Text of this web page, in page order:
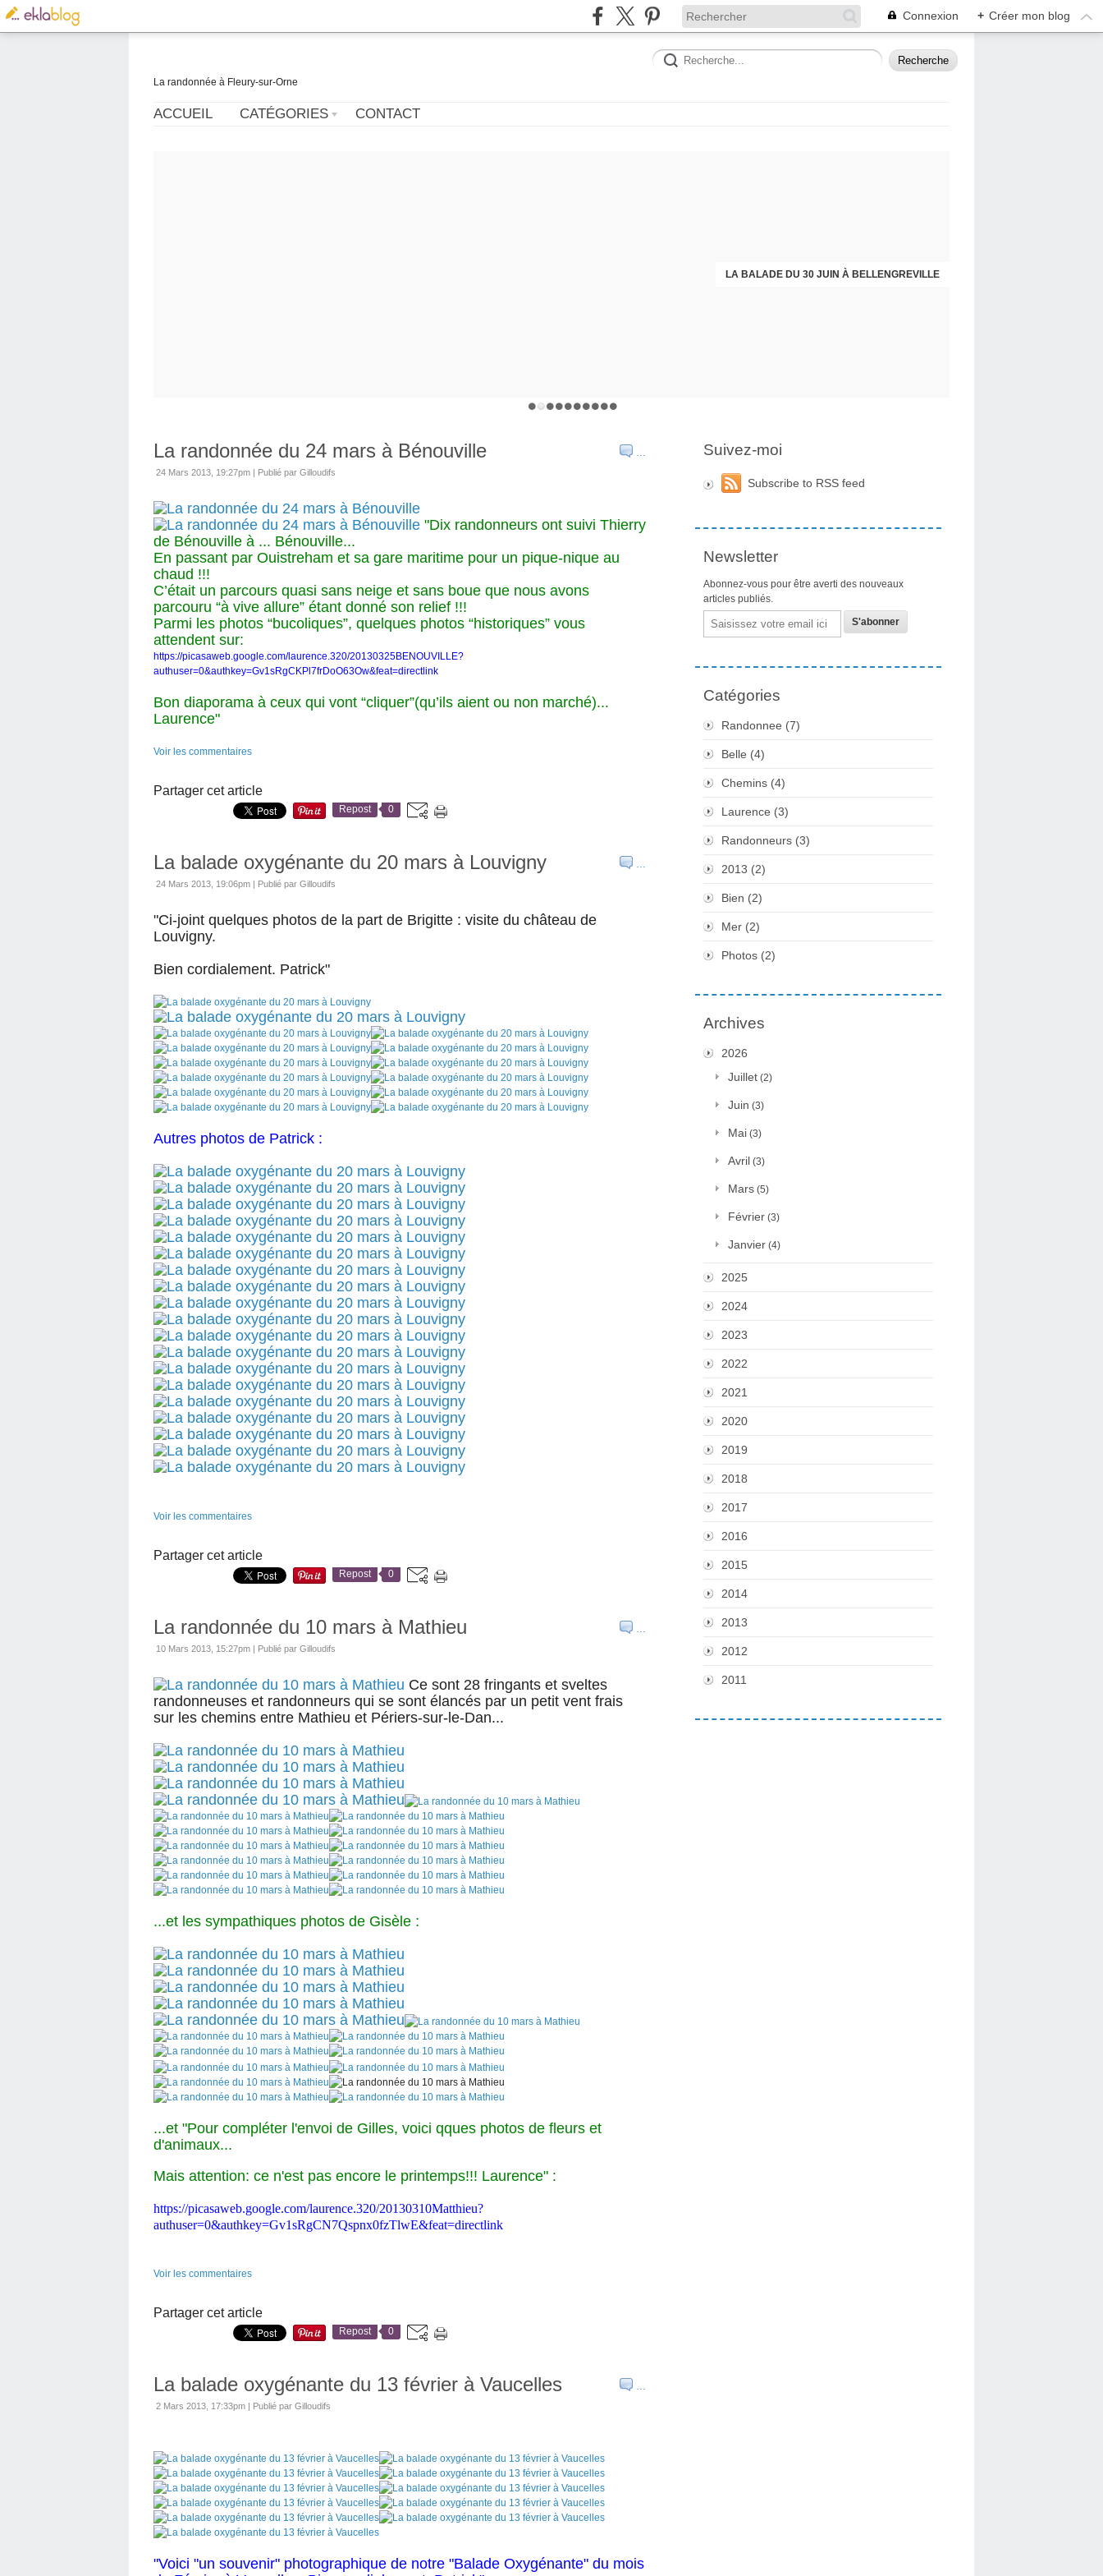
Connexion + Créer mon blog
La randonnée à Fleury-sur-Orne
ACCUEIL CATÉGORIES CONTACT
LA BALADE DU 30 JUIN À BELLENGREVILLE
…
La randonnée du 24 mars à Bénouville
24 Mars 2013, 19:27pm | Publié par Gilloudifs
"Dix randonneurs ont suivi Thierry
de Bénouville à ... Bénouville...
En passant par Ouistreham et sa gare maritime pour un pique-nique au
chaud !!!
C’était un parcours quasi sans neige et sans boue que nous avons
parcouru “à vive allure” étant donné son relief !!!
Parmi les photos “bucoliques”, quelques photos “historiques” vous
attendent sur:
https://picasaweb.google.com/laurence.320/20130325BENOUVILLE?
authuser=0&authkey=Gv1sRgCKPl7frDoO63Ow&feat=directlink
Bon diaporama à ceux qui vont “cliquer”(qu’ils aient ou non marché)...
Laurence"
Voir les commentaires
Partager cet article
Repost 0
…
La balade oxygénante du 20 mars à Louvigny
24 Mars 2013, 19:06pm | Publié par Gilloudifs
"Ci-joint quelques photos de la part de Brigitte : visite du château de
Louvigny.
Bien cordialement. Patrick"
Autres photos de Patrick :
Voir les commentaires
Partager cet article
Repost 0
…
La randonnée du 10 mars à Mathieu
10 Mars 2013, 15:27pm | Publié par Gilloudifs
Ce sont 28 fringants et sveltes
randonneuses et randonneurs qui se sont élancés par un petit vent frais
sur les chemins entre Mathieu et Périers-sur-le-Dan...
...et les sympathiques photos de Gisèle :
...et "Pour compléter l'envoi de Gilles, voici qques photos de fleurs et
d'animaux...
Mais attention: ce n'est pas encore le printemps!!! Laurence" :
https://picasaweb.google.com/laurence.320/20130310Matthieu?
authuser=0&authkey=Gv1sRgCN7Qspnx0fzTlwE&feat=directlink
Voir les commentaires
Partager cet article
Repost 0
…
La balade oxygénante du 13 février à Vaucelles
2 Mars 2013, 17:33pm | Publié par Gilloudifs
"Voici "un souvenir" photographique de notre "Balade Oxygénante" du mois
Suivez-moi
Subscribe to RSS feed
Newsletter
Abonnez-vous pour être averti des nouveaux
articles publiés.
Email
Catégories
Randonnee (7)
Belle (4)
Chemins (4)
Laurence (3)
Randonneurs (3)
2013 (2)
Bien (2)
Mer (2)
Photos (2)
Archives
2026
Juillet (2)
Juin (3)
Mai (3)
Avril (3)
Mars (5)
Février (3)
Janvier (4)
2025
2024
2023
2022
2021
2020
2019
2018
2017
2016
2015
2014
2013
2012
2011